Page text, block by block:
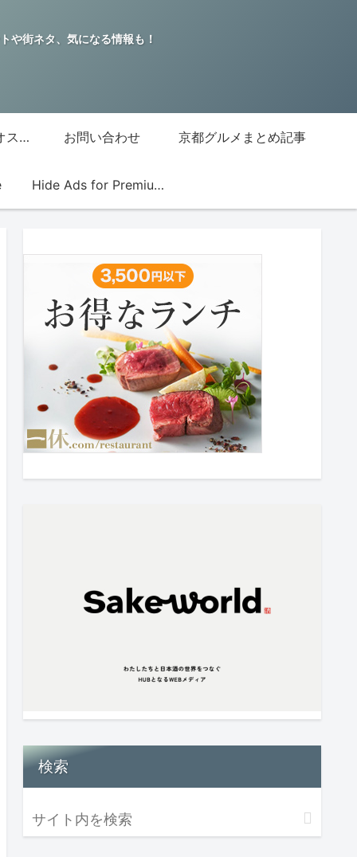
や街ネタ、気になる情報も！
グッチジャパン的オススメ店 お問い合わせ 京都グルメまとめ記事
Hide Ads for Premium Members
検索